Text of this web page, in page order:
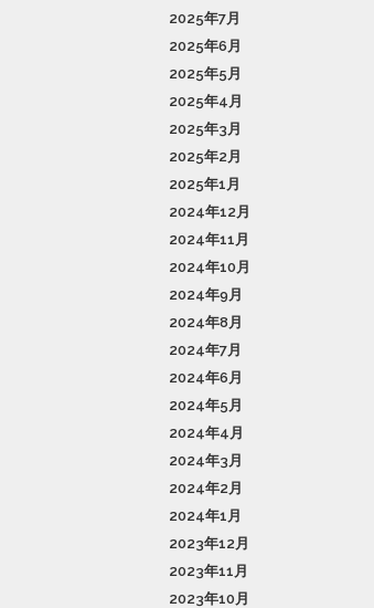
2025年7月
2025年6月
2025年5月
2025年4月
2025年3月
2025年2月
2025年1月
2024年12月
2024年11月
2024年10月
2024年9月
2024年8月
2024年7月
2024年6月
2024年5月
2024年4月
2024年3月
2024年2月
2024年1月
2023年12月
2023年11月
2023年10月